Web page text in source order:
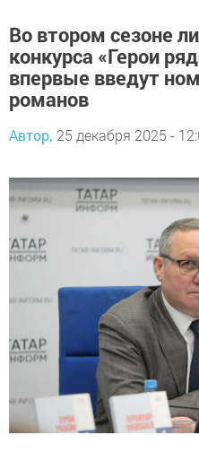
Во втором сезоне
конкурса «Герои
впервые введут
романов
Автор, 25 декабря 2025 -